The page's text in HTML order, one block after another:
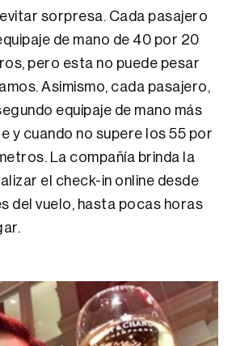
sorpresa. Cada pasajero
de mano de 40 por 20
pero esta no puede pesar
Asimismo, cada pasajero,
equipaje de mano más
y cuando no supere los 55 por
La compañía brinda la
el check-in online desde
del vuelo, hasta pocas horas